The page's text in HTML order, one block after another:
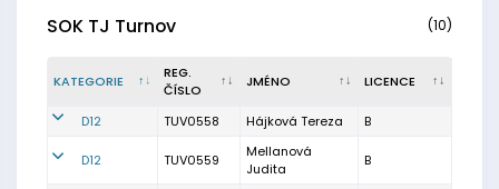
SOK TJ Turnov (10)
KATEGORIE
REG.
ČÍSLO
JMÉNO LICENCE
D12 TUV0558 Hájková Tereza B
D12 TUV0559
Mellanová
Judita
B